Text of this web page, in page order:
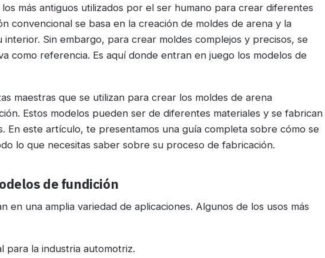
más antiguos utilizados por el ser humano para crear diferentes
convencional se basa en la creación de moldes de arena y la
Sin embargo, para crear moldes complejos y precisos, se
como referencia. Es aquí donde entran en juego los modelos de
maestras que se utilizan para crear los moldes de arena
Estos modelos pueden ser de diferentes materiales y se fabrican
En este artículo, te presentamos una guía completa sobre cómo se
lo que necesitas saber sobre su proceso de fabricación.
de fundición
en una amplia variedad de aplicaciones. Algunos de los usos más
para la industria automotriz.